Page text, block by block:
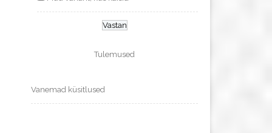
Tulemused
Vanemad küsitlused